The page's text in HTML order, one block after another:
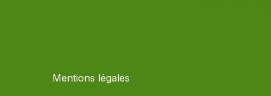
Mentions légales